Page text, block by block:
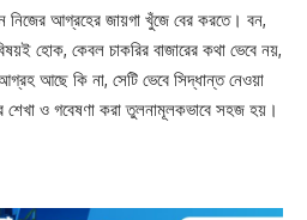
নিজের আগ্রহের জায়গা খুঁজে বের করতে। বন,
হোক, কেবল চাকরির বাজারের কথা ভেবে নয়,
আগ্রহ আছে কি না, সেটি ভেবে সিদ্ধান্ত নেওয়া
ও গবেষণা করা তুলনামূলকভাবে সহজ হয়।